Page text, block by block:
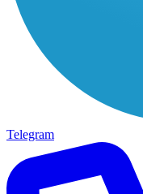
Telegram